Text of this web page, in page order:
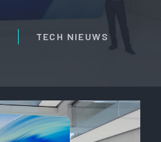
TECH NIEUWS